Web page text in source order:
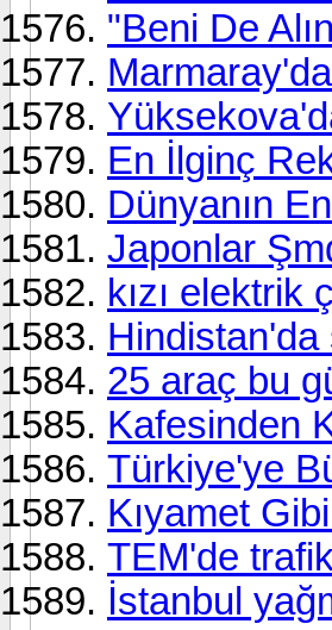
"Beni De
En İlginç
Dünyanın
Japonlar
kızı elektrik
25 araç bu
Kafesinden
Türkiye'ye
Kıyamet
TEM'de
İstanbul